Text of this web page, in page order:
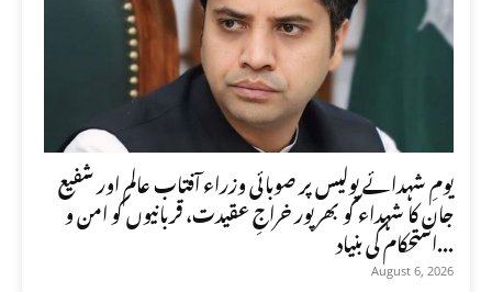
یومِ شہدائے پولیس پر صوبائی وزراء آفتاب عالم اور شفیع
جان کا شہداء کو بھرپور خراجِ عقیدت، قربانیوں کو امن و
استحکام کی بنیاد...
August 6, 2026